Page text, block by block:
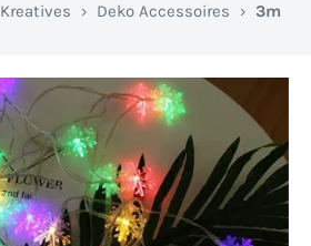
Kreatives › Deko Accessoires › 3m